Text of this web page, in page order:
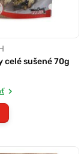
celé sušené 70g